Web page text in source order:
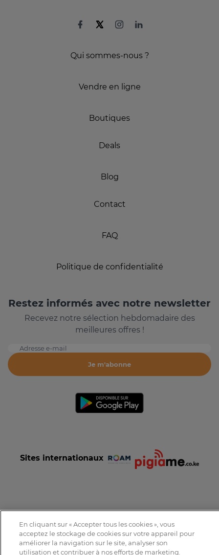
Qui sommes-nous ?
Vendre en ligne
Boutiques
Deals
Blog
Contact
FAQ
Politique de confidentialité
Restez informés avec notre newsletter
Recevez notre sélection hebdomadaire des
meilleures offres !
Adresse e-mail
Je m'abonne
Sites internationaux
Tous droits réservés © 2016-2026 Expat-Dakar
En cliquant sur « Accepter tous les cookies », vous
acceptez le stockage de cookies sur votre appareil pour
améliorer la navigation sur le site, analyser son
utilisation et contribuer à nos efforts de marketing.